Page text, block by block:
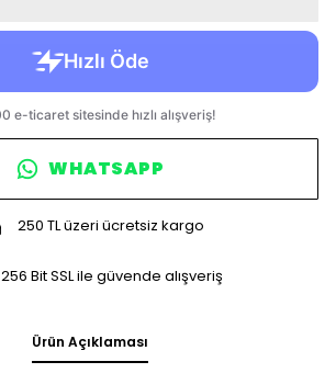
WHATSAPP
250 TL üzeri ücretsiz kargo
256 Bit SSL ile güvende alışveriş
Ürün Açıklaması